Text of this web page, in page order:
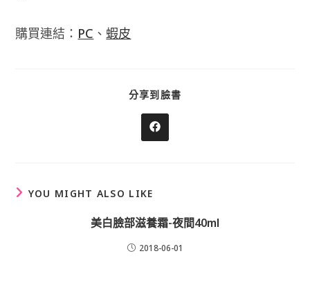
購買連結： PC 、蝦皮
分享到臉書
Opens
in
YOU MIGHT ALSO LIKE
美白臉部滋養霜-夜間40ml
2018-06-01